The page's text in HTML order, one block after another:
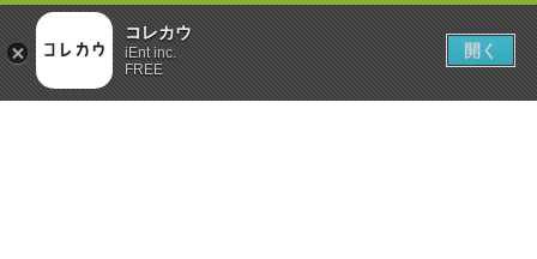
コレカウ
iEnt inc.
FREE
開く